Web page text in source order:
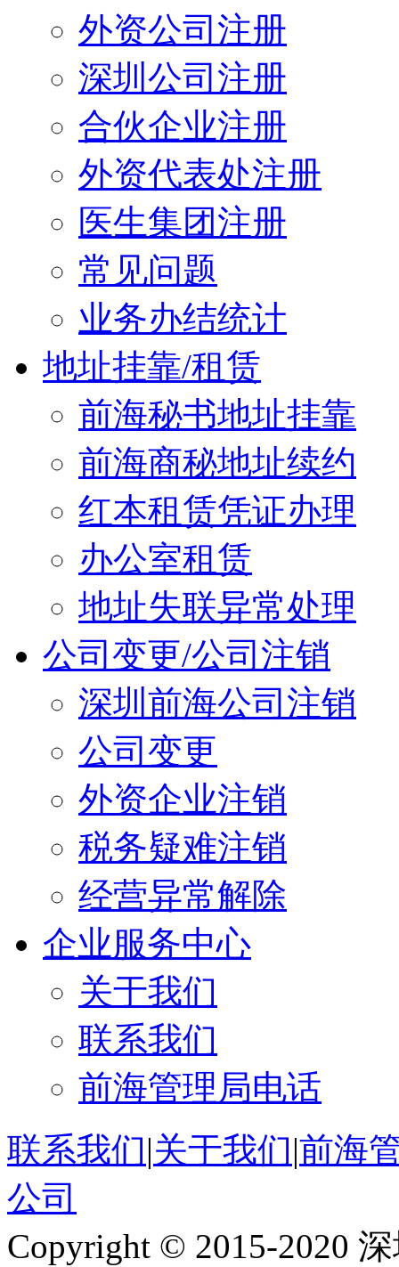
外资公司注册
深圳公司注册
合伙企业注册
外资代表处注册
医生集团注册
常见问题
业务办结统计
地址挂靠/租赁
前海秘书地址挂靠
前海商秘地址续约
红本租赁凭证办理
办公室租赁
地址失联异常处理
公司变更/公司注销
深圳前海公司注销
公司变更
外资企业注销
税务疑难注销
经营异常解除
企业服务中心
关于我们
联系我们
前海管理局电话
联系我们|关于我们|前海
公司
Copyright © 2015-2020